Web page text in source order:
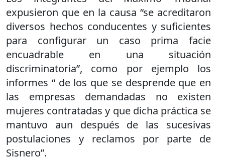
expusieron que en la causa “se acreditaron
diversos hechos conducentes y suficientes
para configurar un caso prima facie
encuadrable en una situación
discriminatoria”, como por ejemplo los
informes “ de los que se desprende que en
las empresas demandadas no existen
mujeres contratadas y que dicha práctica se
mantuvo aun después de las sucesivas
postulaciones y reclamos por parte de
Sisnero”.